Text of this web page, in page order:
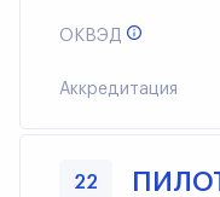
ОКВЭД
Аккредитация
22